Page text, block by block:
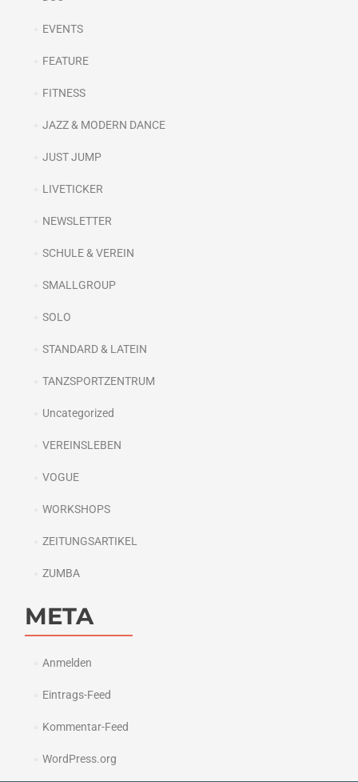
EVENTS
FEATURE
FITNESS
JAZZ & MODERN DANCE
JUST JUMP
LIVETICKER
NEWSLETTER
SCHULE & VEREIN
SMALLGROUP
SOLO
STANDARD & LATEIN
TANZSPORTZENTRUM
Uncategorized
VEREINSLEBEN
VOGUE
WORKSHOPS
ZEITUNGSARTIKEL
ZUMBA
META
Anmelden
Eintrags-Feed
Kommentar-Feed
WordPress.org